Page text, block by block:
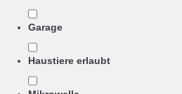
Garage
Haustiere erlaubt